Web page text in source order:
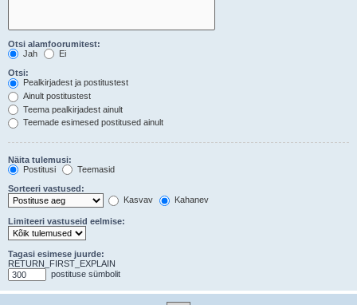
Otsi alamfoorumitest:
Jah
Ei
Otsi:
Pealkirjadest ja postitustest
Ainult postitustest
Teema pealkirjadest ainult
Teemade esimesed postitused ainult
Näita tulemusi:
Postitusi
Teemasid
Sorteeri vastused:
Kasvav
Kahanev
Limiteeri vastuseid eelmise:
Tagasi esimese juurde:
RETURN_FIRST_EXPLAIN
postituse sümbolit